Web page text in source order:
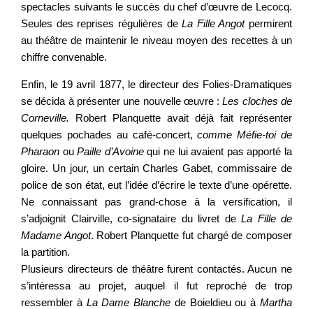
spectacles suivants le succès du chef d’œuvre de Lecocq.
Seules des reprises régulières deLa Fille Angotpermirent
au théâtre de maintenir le niveau moyen des recettes à un
chiffre convenable.
Enfin, le 19 avril 1877, le directeur des Folies-Dramatiques
se décida à présenter une nouvelle œuvre :Les cloches de
Corneville. Robert Planquette avait déjà fait représenter
quelques pochades au café-concert,comme Méfie-toi de
Pharaon ouPaille d’Avoinequi ne lui avaient pas apporté la
gloire. Un jour, un certain Charles Gabet, commissaire de
police de son état, eut l’idée d’écrire le texte d’une opérette.
Ne connaissant pas grand-chose à la versification, il
s’adjoignit Clairville, co-signataire du livret de La Fille de
Madame Angot. Robert Planquette fut chargé de composer
la partition.
Plusieurs directeurs de théâtre furent contactés. Aucun ne
s’intéressa au projet, auquel il fut reproché de trop
ressembler à La Dame Blanche de Boieldieu ou àMartha